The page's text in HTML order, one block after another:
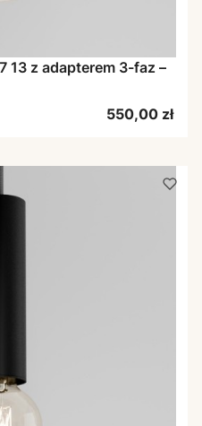
13 z adapterem 3-faz –
Cena
550,00 zł